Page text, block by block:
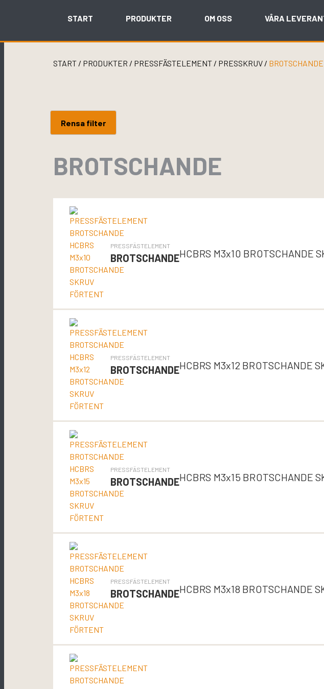
START PRODUKTER OM OSS VÅRA
START / PRODUKTER / PRESSFÄSTELEMENT / PRESSKRUV / BROTSCHANDE
Rensa filter
BROTSCHANDE
PRESSFÄSTELEMENT
BROTSCHANDEHCBRS M3x10 BROTSCHANDE
PRESSFÄSTELEMENT
BROTSCHANDEHCBRS M3x12 BROTSCHANDE
PRESSFÄSTELEMENT
BROTSCHANDEHCBRS M3x15 BROTSCHANDE
PRESSFÄSTELEMENT
BROTSCHANDEHCBRS M3x18 BROTSCHANDE